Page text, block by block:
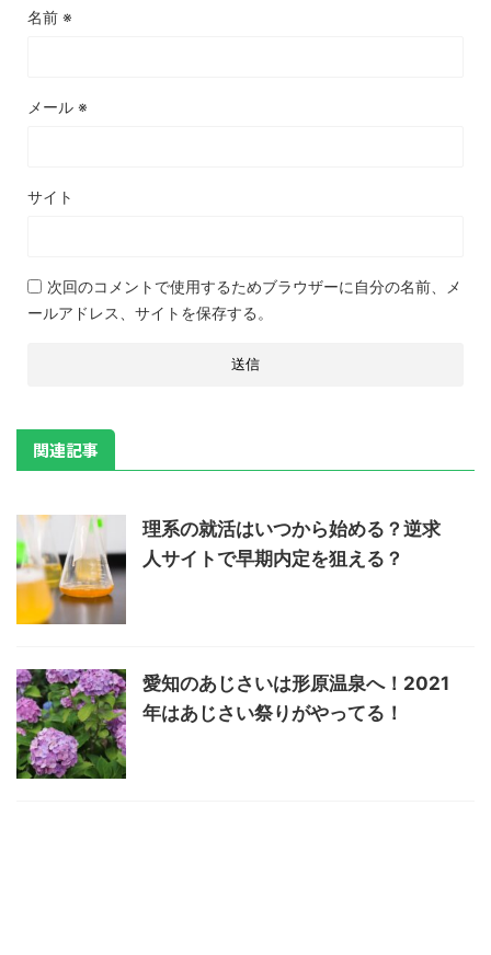
名前 ※
メール ※
サイト
次回のコメントで使用するためブラウザーに自分の名前、メ
ールアドレス、サイトを保存する。
関連記事
理系の就活はいつから始める？逆求
人サイトで早期内定を狙える？
愛知のあじさいは形原温泉へ！2021
年はあじさい祭りがやってる！